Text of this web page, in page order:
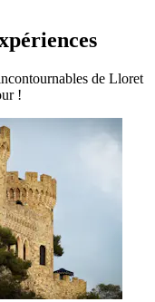
de Lloret
!